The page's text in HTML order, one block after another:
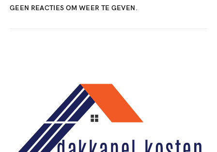
GEEN REACTIES OM WEER TE GEVEN.